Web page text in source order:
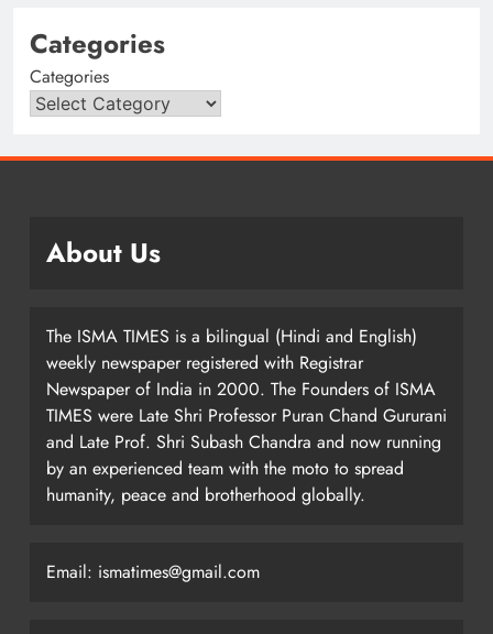
Categories
Categories
About Us
The ISMA TIMES is a bilingual (Hindi and English)
weekly newspaper registered with Registrar
Newspaper of India in 2000. The Founders of ISMA
TIMES were Late Shri Professor Puran Chand Gururani
and Late Prof. Shri Subash Chandra and now running
by an experienced team with the moto to spread
humanity, peace and brotherhood globally.
Email: ismatimes@gmail.com